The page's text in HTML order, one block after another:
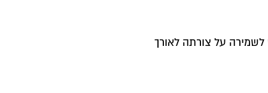
לשמירה על צורתה לאורך